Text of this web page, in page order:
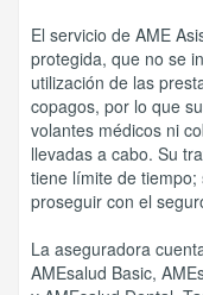
El servicio de AME
protegida, que no se
utilización de las
copagos, por lo que
volantes médicos ni
llevadas a cabo. Su
tiene límite de
proseguir con el
La aseguradora
AMEsalud Basic,